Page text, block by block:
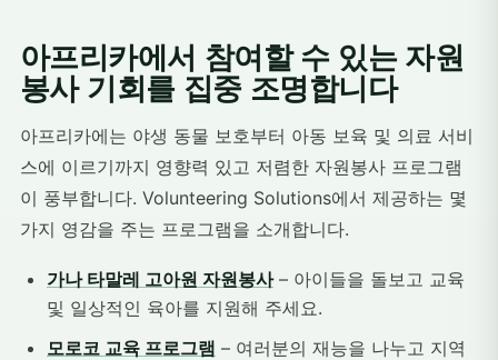
아프리카에서 참여할 수 있는 자원
봉사 기회를 집중 조명합니다
아프리카에는 야생 동물 보호부터 아동 보육 및 의료 서비
스에 이르기까지 영향력 있고 저렴한 자원봉사 프로그램
이 풍부합니다. Volunteering Solutions에서 제공하는 몇
가지 영감을 주는 프로그램을 소개합니다.
가나 타말레 고아원 자원봉사– 아이들을 돌보고 교육
및 일상적인 육아를 지원해 주세요.
모로코 교육 프로그램 – 여러분의 재능을 나누고 지역